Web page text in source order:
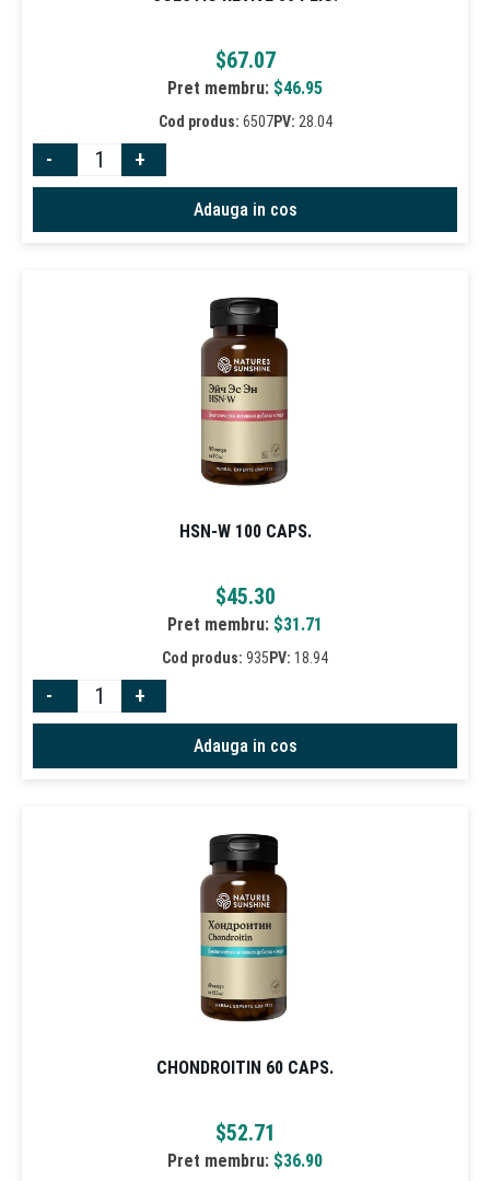
$67.07
Pret membru: $46.95
Cod produs: 6507PV: 28.04
- +
Adauga in cos
HSN-W 100 CAPS.
$45.30
Pret membru: $31.71
Cod produs: 935 PV: 18.94
- +
Adauga in cos
CHONDROITIN 60 CAPS.
$52.71
Pret membru: $36.90